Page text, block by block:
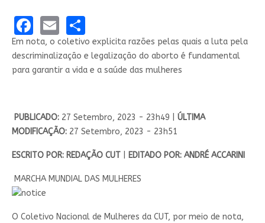
Facebook
EmailShare
Em nota, o coletivo explicita razões pelas quais a luta pela
descriminalização e legalização do aborto é fundamental
para garantir a vida e a saúde das mulheres
PUBLICADO:27 Setembro, 2023 - 23h49 | ÚLTIMA
MODIFICAÇÃO:27 Setembro, 2023 - 23h51
ESCRITO POR: REDAÇÃO CUT| EDITADO POR: ANDRÉ ACCARINI
MARCHA MUNDIAL DAS MULHERES
O Coletivo Nacional de Mulheres da CUT, por meio de nota,